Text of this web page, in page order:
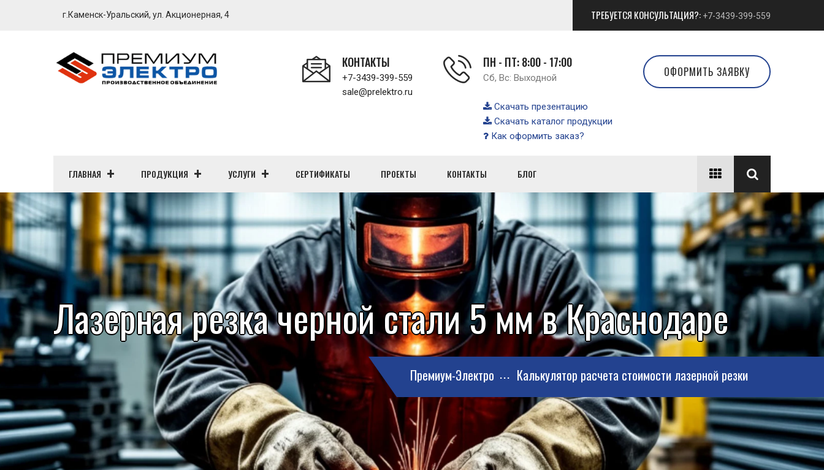
г.Каменск-Уральский, ул. Акционерная, 4 ТРЕБУЕТСЯ КОНСУЛЬТАЦИЯ?: +7-3439-399-559
КОНТАКТЫ
+7-3439-399-559
sale@prelektro.ru
ПН - ПТ: 8:00 - 17:00
Сб, Вс: Выходной
Скачать презентацию
Скачать каталог продукции
Как оформить заказ?
ОФОРМИТЬ ЗАЯВКУ
ГЛАВНАЯ ПРОДУКЦИЯ УСЛУГИ СЕРТИФИКАТЫ ПРОЕКТЫ КОНТАКТЫ БЛОГ
Лазерная резка черной стали 5 мм в Краснодаре
Премиум-Электро Калькулятор расчета стоимости лазерной резки